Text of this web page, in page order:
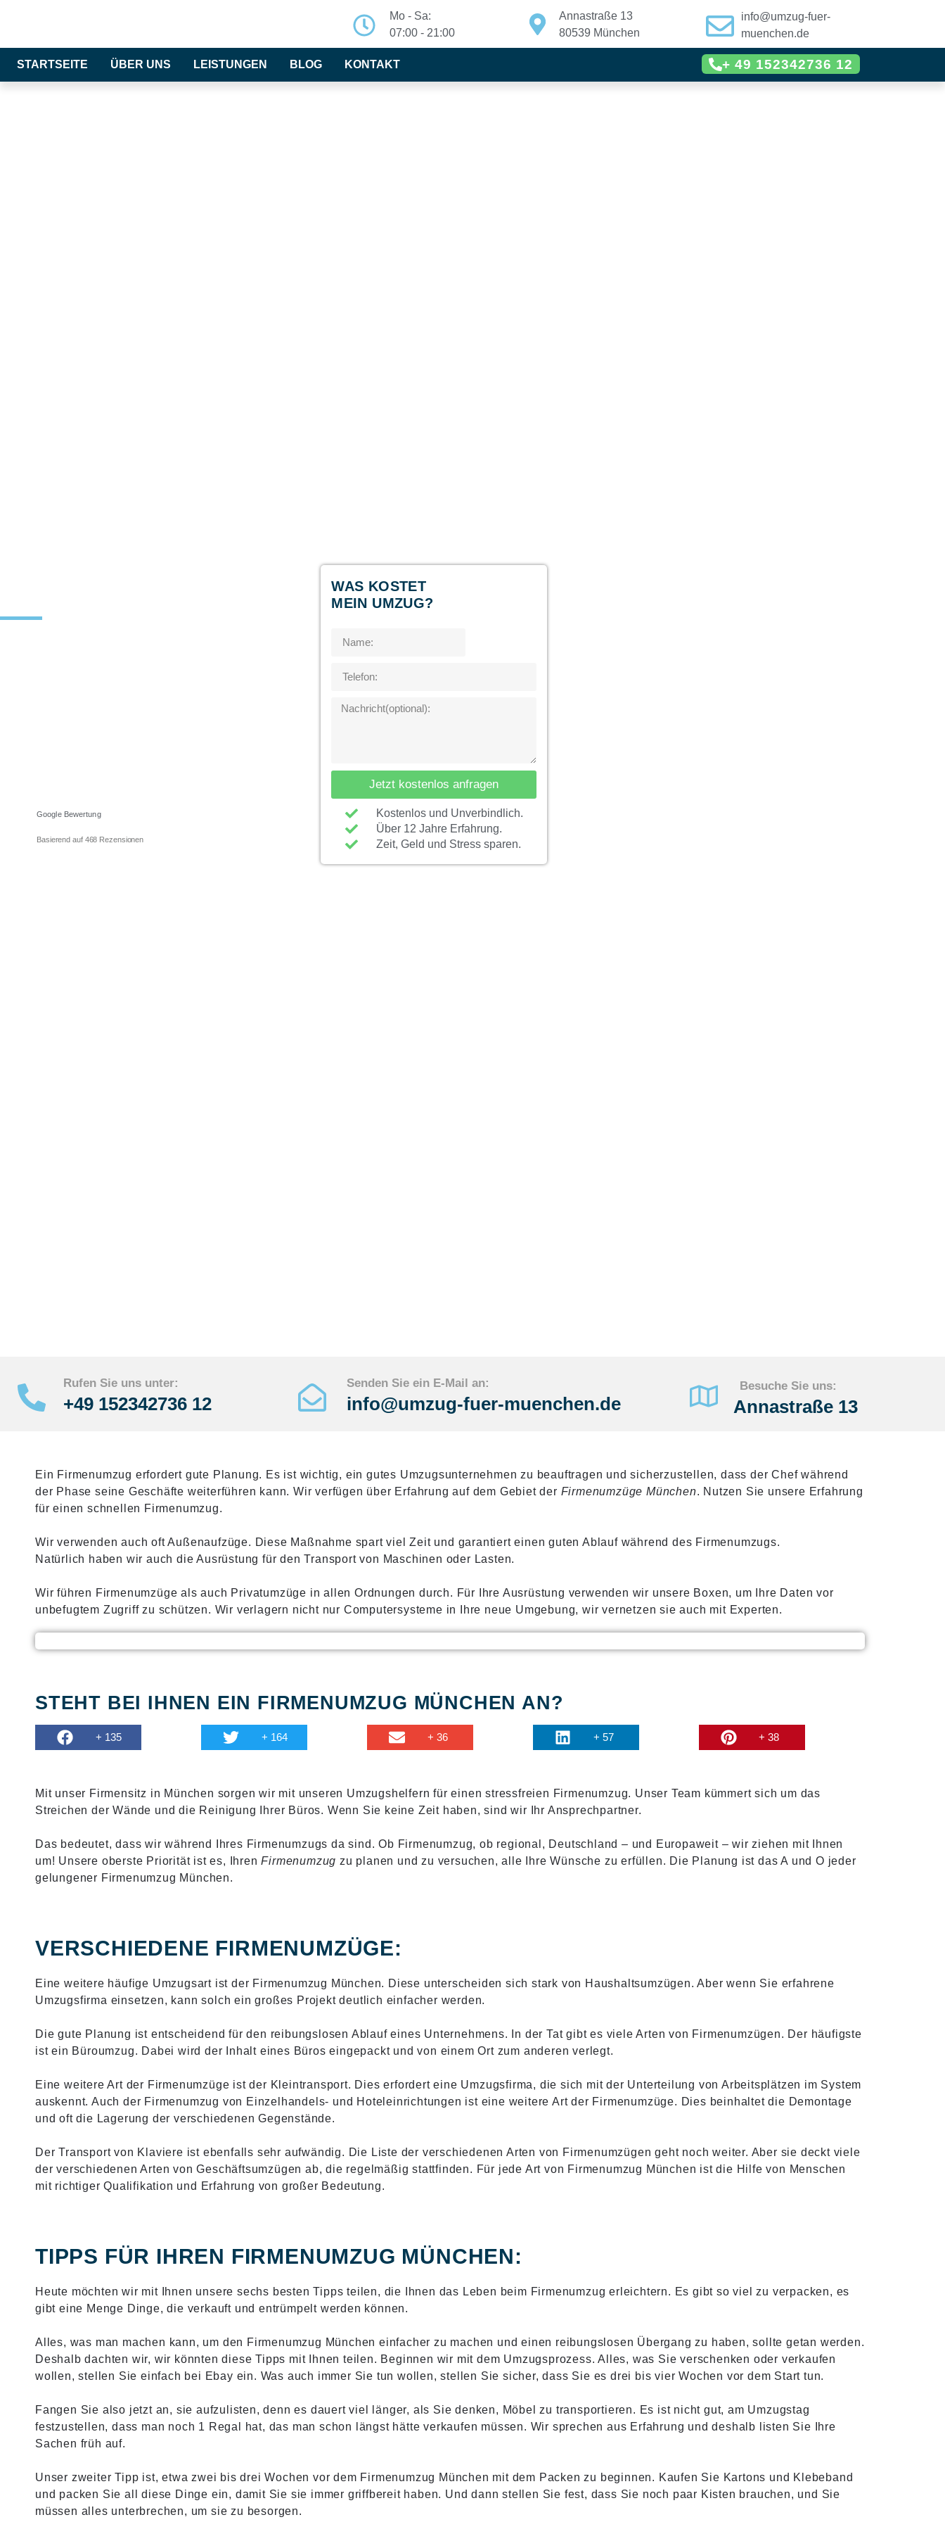
Mo - Sa:
07:00 - 21:00
Annastraße 13
80539 München
info@umzug-fuer-
muenchen.de
STARTSEITE ÜBER UNS LEISTUNGEN BLOG KONTAKT + 49 152342736 12
Google Bewertung
Basierend auf 468 Rezensionen
WAS KOSTET
MEIN UMZUG?
Jetzt kostenlos anfragen
Kostenlos und Unverbindlich.
Über 12 Jahre Erfahrung.
Zeit, Geld und Stress sparen.
Rufen Sie uns unter:
+49 152342736 12
Senden Sie ein E-Mail an:
info@umzug-fuer-muenchen.de
Besuche Sie uns:
Annastraße 13
Ein Firmenumzug erfordert gute Planung. Es ist wichtig, ein gutes Umzugsunternehmen zu beauftragen und sicherzustellen, dass der Chef während
der Phase seine Geschäfte weiterführen kann. Wir verfügen über Erfahrung auf dem Gebiet der Firmenumzüge München. Nutzen Sie unsere Erfahrung
für einen schnellen Firmenumzug.
Wir verwenden auch oft Außenaufzüge. Diese Maßnahme spart viel Zeit und garantiert einen guten Ablauf während des Firmenumzugs.
Natürlich haben wir auch die Ausrüstung für den Transport von Maschinen oder Lasten.
Wir führen Firmenumzüge als auch Privatumzüge in allen Ordnungen durch. Für Ihre Ausrüstung verwenden wir unsere Boxen, um Ihre Daten vor
unbefugtem Zugriff zu schützen. Wir verlagern nicht nur Computersysteme in Ihre neue Umgebung, wir vernetzen sie auch mit Experten.
STEHT BEI IHNEN EIN FIRMENUMZUG MÜNCHEN AN?
+ 135 + 164 + 36 + 57 + 38
Mit unser Firmensitz in München sorgen wir mit unseren Umzugshelfern für einen stressfreien Firmenumzug. Unser Team kümmert sich um das
Streichen der Wände und die Reinigung Ihrer Büros. Wenn Sie keine Zeit haben, sind wir Ihr Ansprechpartner.
Das bedeutet, dass wir während Ihres Firmenumzugs da sind. Ob Firmenumzug, ob regional, Deutschland – und Europaweit – wir ziehen mit Ihnen
um! Unsere oberste Priorität ist es, IhrenFirmenumzug zu planen und zu versuchen, alle Ihre Wünsche zu erfüllen. Die Planung ist das A und O jeder
gelungener Firmenumzug München.
VERSCHIEDENE FIRMENUMZÜGE:
Eine weitere häufige Umzugsart ist der Firmenumzug München. Diese unterscheiden sich stark von Haushaltsumzügen. Aber wenn Sie erfahrene
Umzugsfirma einsetzen, kann solch ein großes Projekt deutlich einfacher werden.
Die gute Planung ist entscheidend für den reibungslosen Ablauf eines Unternehmens. In der Tat gibt es viele Arten von Firmenumzügen. Der häufigste
ist ein Büroumzug. Dabei wird der Inhalt eines Büros eingepackt und von einem Ort zum anderen verlegt.
Eine weitere Art der Firmenumzüge ist der Kleintransport. Dies erfordert eine Umzugsfirma, die sich mit der Unterteilung von Arbeitsplätzen im System
auskennt. Auch der Firmenumzug von Einzelhandels- und Hoteleinrichtungen ist eine weitere Art der Firmenumzüge. Dies beinhaltet die Demontage
und oft die Lagerung der verschiedenen Gegenstände.
Der Transport von Klaviere ist ebenfalls sehr aufwändig. Die Liste der verschiedenen Arten von Firmenumzügen geht noch weiter. Aber sie deckt viele
der verschiedenen Arten von Geschäftsumzügen ab, die regelmäßig stattfinden. Für jede Art von Firmenumzug München ist die Hilfe von Menschen
mit richtiger Qualifikation und Erfahrung von großer Bedeutung.
TIPPS FÜR IHREN FIRMENUMZUG MÜNCHEN:
Heute möchten wir mit Ihnen unsere sechs besten Tipps teilen, die Ihnen das Leben beim Firmenumzug erleichtern. Es gibt so viel zu verpacken, es
gibt eine Menge Dinge, die verkauft und entrümpelt werden können.
Alles, was man machen kann, um den Firmenumzug München einfacher zu machen und einen reibungslosen Übergang zu haben, sollte getan werden.
Deshalb dachten wir, wir könnten diese Tipps mit Ihnen teilen. Beginnen wir mit dem Umzugsprozess. Alles, was Sie verschenken oder verkaufen
wollen, stellen Sie einfach bei Ebay ein. Was auch immer Sie tun wollen, stellen Sie sicher, dass Sie es drei bis vier Wochen vor dem Start tun.
Fangen Sie also jetzt an, sie aufzulisten, denn es dauert viel länger, als Sie denken, Möbel zu transportieren. Es ist nicht gut, am Umzugstag
festzustellen, dass man noch 1 Regal hat, das man schon längst hätte verkaufen müssen. Wir sprechen aus Erfahrung und deshalb listen Sie Ihre
Sachen früh auf.
Unser zweiter Tipp ist, etwa zwei bis drei Wochen vor dem Firmenumzug München mit dem Packen zu beginnen. Kaufen Sie Kartons und Klebeband
und packen Sie all diese Dinge ein, damit Sie sie immer griffbereit haben. Und dann stellen Sie fest, dass Sie noch paar Kisten brauchen, und Sie
müssen alles unterbrechen, um sie zu besorgen.